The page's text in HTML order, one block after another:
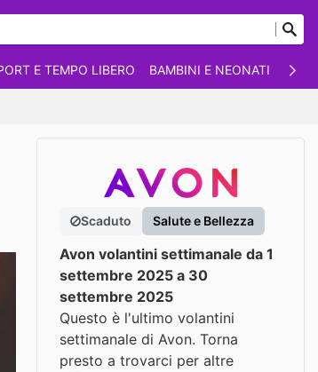
E TEMPO LIBERO BAMBINI E NEONATI
Scaduto Salute e Bellezza
Avon volantini settimanale da 1
settembre 2025 a 30
settembre 2025
Questo è l'ultimo volantini
settimanale di Avon. Torna
presto a trovarci per altre